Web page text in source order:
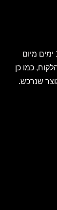
ניתן להחזיר מוצרים באריזתם המקורית תוך 14 ימים מיום
כמו כן
שנרכש.